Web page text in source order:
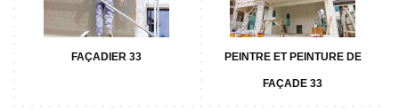
FAÇADIER 33 PEINTRE ET PEINTURE DE
FAÇADE 33